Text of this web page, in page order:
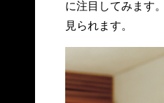
に注目してみます
見られます。